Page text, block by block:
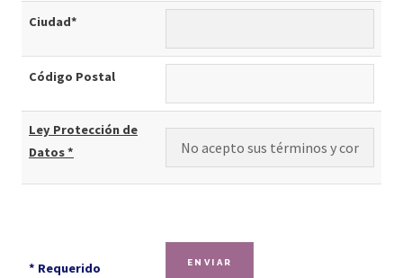
Ciudad*
Código Postal
Ley Protección de
Datos *
* Requerido